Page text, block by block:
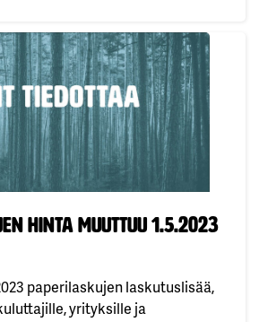
kuituoptiikan
Green Carbon.
hinta muuttuu 1.5.2023
paperilaskujen laskutuslisää,
yrityksille ja